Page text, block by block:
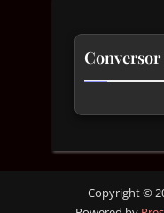
Velocidade
Copyright ©